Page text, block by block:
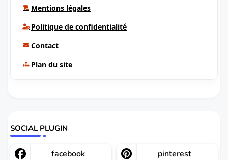
Mentions légales
Politique de confidentialité
Contact
Plan du site
SOCIAL PLUGIN
facebook pinterest